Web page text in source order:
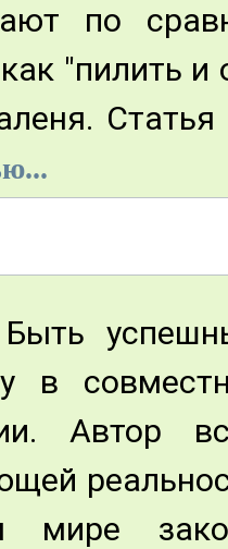
по
"пилить
Быть
в
Автор
мире